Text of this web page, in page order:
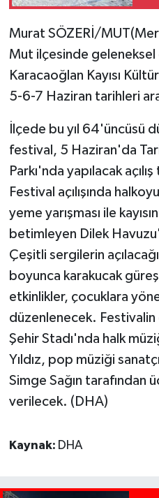
Murat SÖZERİ/
Mut ilçesinde geleneksel
Karacaoğlan Kayısı
5-6-7 Haziran tarihleri
İlçede bu yıl 64'üncüsü
festival, 5 Haziran'da
Parkı'nda yapılacak
Festival açılışında
yeme yarışması ile
betimleyen Dilek
Çeşitli sergilerin
boyunca karakucak
etkinlikler, çocuklara
düzenlenecek.
Şehir Stadı'nda halk
Yıldız, pop müziği
Simge Sağın tarafından
verilecek. (DHA)
Kaynak: DHA